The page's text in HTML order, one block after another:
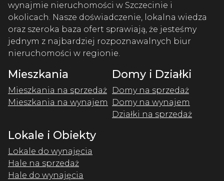
wynajmie nieruchomości w Szczecinie i
okolicach. Nasze doświadczenie, lokalna wiedza
oraz szeroka baza ofert sprawiają, że jesteśmy
jednym z najbardziej rozpoznawalnych biur
nieruchomości w regionie.
Mieszkania
Mieszkania na sprzedaż
Mieszkania na wynajem
Domy i Działki
Domy na sprzedaż
Domy na wynajem
Działki na sprzedaż
Lokale i Obiekty
Lokale do wynajęcia
Hale na sprzedaż
Hale do wynajęcia